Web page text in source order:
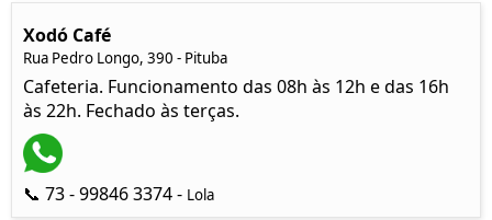
Xodó Café
Rua Pedro Longo, 390 - Pituba
Cafeteria. Funcionamento das 08h às 12h e das 16h
às 22h. Fechado às terças.
📞 73 - 99846 3374 - Lola